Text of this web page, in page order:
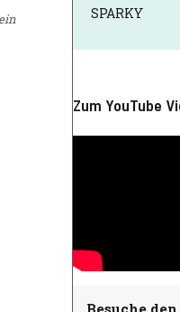
SPARKY
Zum YouTube